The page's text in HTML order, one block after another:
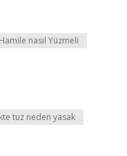
Hamile nasıl Yüzmeli
tuz neden yasak